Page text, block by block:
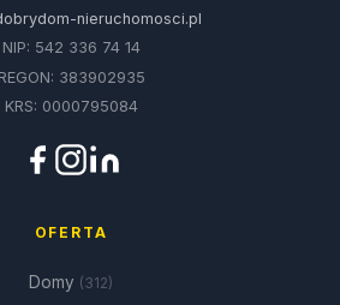
nieruchomosci.pl
NIP: 542 336 74 14
REGON: 383902935
KRS: 0000795084
OFERTA
Domy (312)